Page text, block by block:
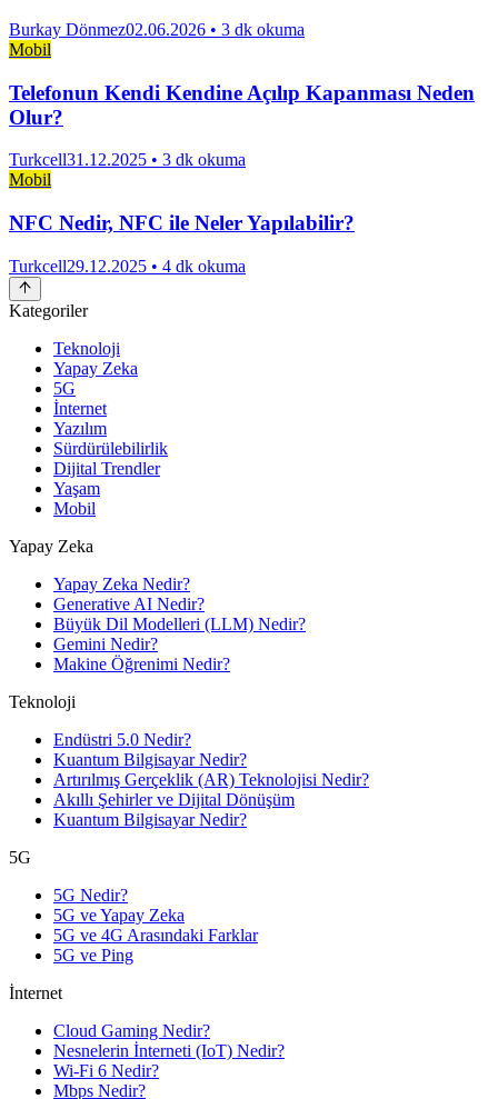
Burkay Dönmez02.06.2026 • 3 dk okuma
Mobil
Telefonun Kendi Kendine Açılıp Kapanması Neden
Olur?
Turkcell31.12.2025 • 3 dk okuma
Mobil
NFC Nedir, NFC ile Neler Yapılabilir?
Turkcell29.12.2025 • 4 dk okuma
Kategoriler
Teknoloji
Yapay Zeka
5G
İnternet
Yazılım
Sürdürülebilirlik
Dijital Trendler
Yaşam
Mobil
Yapay Zeka
Yapay Zeka Nedir?
Generative AI Nedir?
Büyük Dil Modelleri (LLM) Nedir?
Gemini Nedir?
Makine Öğrenimi Nedir?
Teknoloji
Endüstri 5.0 Nedir?
Kuantum Bilgisayar Nedir?
Artırılmış Gerçeklik (AR) Teknolojisi Nedir?
Akıllı Şehirler ve Dijital Dönüşüm
Kuantum Bilgisayar Nedir?
5G
5G Nedir?
5G ve Yapay Zeka
5G ve 4G Arasındaki Farklar
5G ve Ping
İnternet
Cloud Gaming Nedir?
Nesnelerin İnterneti (IoT) Nedir?
Wi-Fi 6 Nedir?
Mbps Nedir?